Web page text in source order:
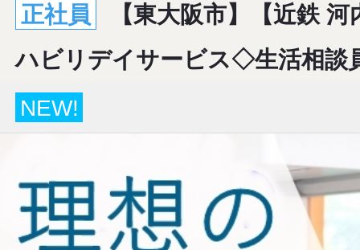
正社員
【東大阪市】【近鉄
ハビリデイサービス◇生活相談
NEW!